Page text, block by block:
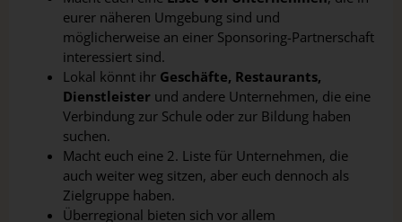
eurer näheren Umgebung sind und
möglicherweise an einer Sponsoring-Partnerschaft
interessiert sind.
Lokal könnt ihr Geschäfte, Restaurants,
Dienstleister und andere Unternehmen, die eine
Verbindung zur Schule oder zur Bildung haben
suchen.
Macht euch eine 2. Liste für Unternehmen, die
auch weiter weg sitzen, aber euch dennoch als
Zielgruppe haben.
Überregional bieten sich vor allem